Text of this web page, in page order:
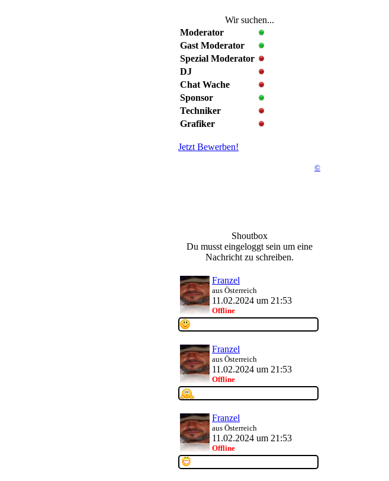
Wir suchen...
Moderator
Gast Moderator
Spezial Moderator
DJ
Chat Wache
Sponsor
Techniker
Grafiker
Jetzt Bewerben!
©
Shoutbox
Du musst eingeloggt sein um eine
Nachricht zu schreiben.
Franzel
aus Österreich
11.02.2024 um 21:53
Offline
Franzel
aus Österreich
11.02.2024 um 21:53
Offline
Franzel
aus Österreich
11.02.2024 um 21:53
Offline